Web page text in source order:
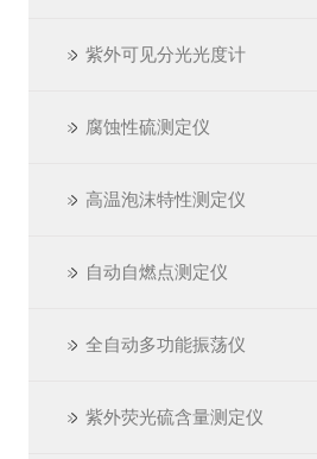
紫外可见分光光度计
腐蚀性硫测定仪
高温泡沫特性测定仪
自动自燃点测定仪
全自动多功能振荡仪
紫外荧光硫含量测定仪